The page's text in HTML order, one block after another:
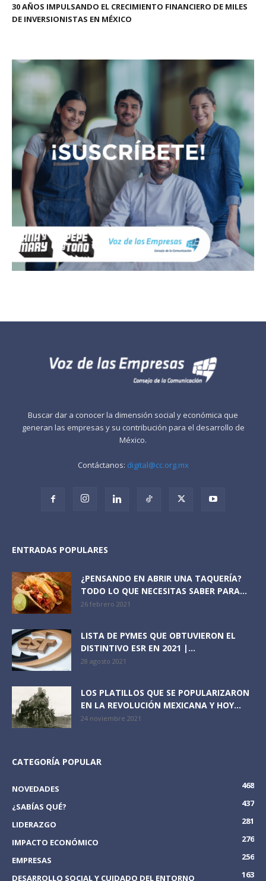
30 AÑOS IMPULSANDO EL CRECIMIENTO FINANCIERO DE MILES
DE INVERSIONISTAS EN MÉXICO
Buscar dar a conocer la dimensión social y económica que
generan las empresas y su contribución para el desarrollo de
México.
Contáctanos: digital@cc.org.mx
ENTRADAS POPULARES
¿PENSANDO EN ABRIR UNA TAQUERÍA?
TODO LO QUE NECESITAS SABER PARA...
26 febrero 2021
LISTA DE PYMES QUE OBTUVIERON EL
DISTINTIVO ESR EN 2021 |...
28 agosto 2021
LOS PLATILLOS QUE SE POPULARIZARON
EN LA REVOLUCIÓN MEXICANA Y HOY...
24 noviembre 2021
CATEGORÍA POPULAR
NOVEDADES
468
¿SABÍAS QUÉ?
437
LIDERAZGO
281
IMPACTO ECONÓMICO
276
EMPRESAS
256
DESARROLLO SOCIAL Y CUIDADO DEL ENTORNO
163